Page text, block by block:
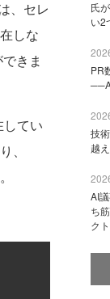
、セレ
しな
きま
てい
、
氏
い2
PR
技
越
AI
ち
ク